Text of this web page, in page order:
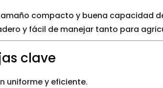
compacto y buena capacidad
y fácil de manejar tanto para
clave
uniforme y eficiente.